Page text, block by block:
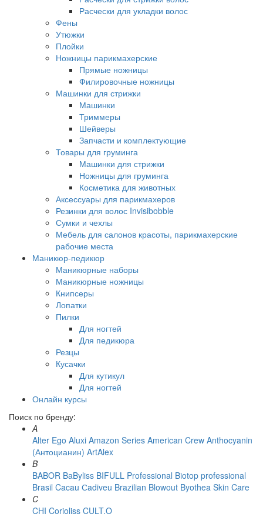
Расчески для укладки волос
Фены
Утюжки
Плойки
Ножницы парикмахерские
Прямые ножницы
Филировочные ножницы
Машинки для стрижки
Машинки
Триммеры
Шейверы
Запчасти и комплектующие
Товары для груминга
Машинки для стрижки
Ножницы для груминга
Косметика для животных
Аксессуары для парикмахеров
Резинки для волос Invisibobble
Сумки и чехлы
Мебель для салонов красоты, парикмахерские
рабочие места
Маникюр-педикюр
Маникюрные наборы
Маникюрные ножницы
Книпсеры
Лопатки
Пилки
Для ногтей
Для педикюра
Резцы
Кусачки
Для кутикул
Для ногтей
Онлайн курсы
Поиск по бренду:
A
Alter Ego Aluxi Amazon Series American Crew Anthocyanin
(Антоцианин) ArtAlex
B
BABOR BaByliss BIFULL Professional Biotop professional
Brasil Cacau Сadiveu Brazilian Blowout Byothea Skin Care
C
CHI Corioliss CULT.O